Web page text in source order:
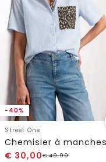
-40%
Street One
€ 30,00€49,99